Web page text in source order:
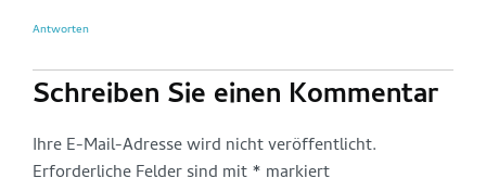
Antworten
Schreiben Sie einen Kommentar
Ihre E-Mail-Adresse wird nicht veröffentlicht.